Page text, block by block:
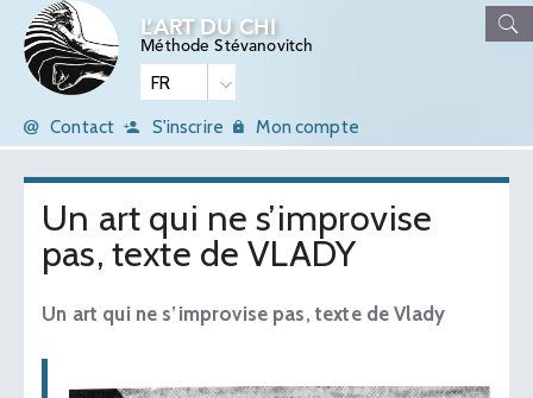
L’ART DU CHI
Méthode Stévanovitch
Contact S'inscrire Mon compte
Un art qui ne s’improvise
pas, texte de VLADY
Un art qui ne s’improvise pas, texte de Vlady